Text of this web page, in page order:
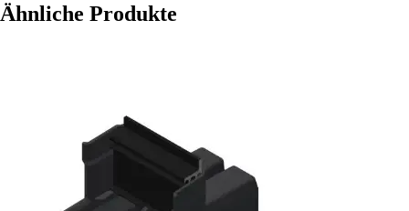
Ähnliche Produkte